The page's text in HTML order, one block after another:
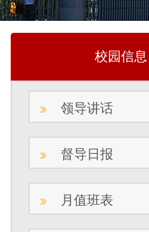
校园信息
领导讲话
督导日报
月值班表